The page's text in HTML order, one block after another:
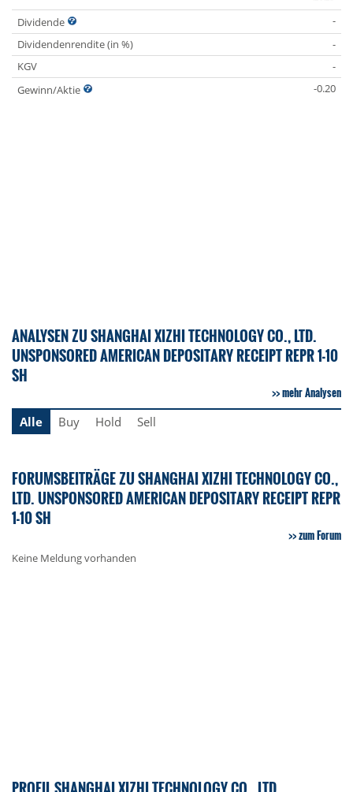
Dividende
-
Dividendenrendite (in %)
-
KGV
-
Gewinn/Aktie
-0.20
ANALYSEN ZU SHANGHAI XIZHI TECHNOLOGY CO., LTD.
UNSPONSORED AMERICAN DEPOSITARY RECEIPT REPR 1-10
SH
mehr Analysen
Alle
Buy Hold Sell
FORUMSBEITRÄGE ZU SHANGHAI XIZHI TECHNOLOGY CO.,
LTD. UNSPONSORED AMERICAN DEPOSITARY RECEIPT REPR
1-10 SH
zum Forum
Keine Meldung vorhanden
PROFIL SHANGHAI XIZHI TECHNOLOGY CO., LTD.